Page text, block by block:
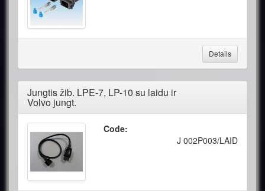
Details
Jungtis žib. LPE-7, LP-10 su laidu ir
Volvo jungt.
Code:
J 002P003/LAID